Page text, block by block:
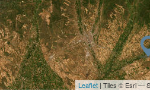
Leaflet | Tiles © Esri —